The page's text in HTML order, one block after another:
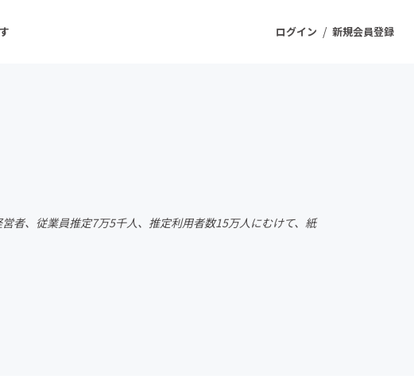
ログイン / 新規会員登録
いプロジェクト
店
ファッション
者、従業員推定7万5千人、推定利用者数15万人にむけて、紙